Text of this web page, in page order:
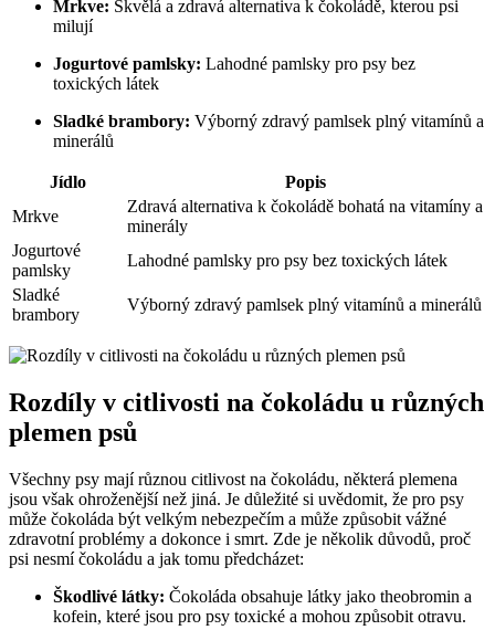
Mrkve: Skvělá a zdravá alternativa k čokoládě, kterou psi
milují
Jogurtové pamlsky: Lahodné pamlsky pro psy bez
toxických látek
Sladké brambory: Výborný zdravý pamlsek plný vitamínů a
minerálů
Jídlo
Popis
Mrkve
Zdravá alternativa k čokoládě bohatá na vitamíny a
minerály
Jogurtové
pamlsky
Lahodné pamlsky pro psy bez toxických látek
Sladké
brambory
Výborný zdravý pamlsek plný vitamínů a minerálů
Rozdíly v citlivosti na čokoládu u různých
plemen psů
Všechny psy mají různou citlivost na čokoládu, některá plemena
jsou však ohroženější než jiná. Je důležité si uvědomit, že pro psy
může čokoláda být velkým nebezpečím a může způsobit vážné
zdravotní problémy a dokonce i smrt. Zde je několik důvodů, proč
psi nesmí čokoládu a jak tomu předcházet:
Škodlivé látky: Čokoláda obsahuje látky jako theobromin a
kofein, které jsou pro psy toxické a mohou způsobit otravu.